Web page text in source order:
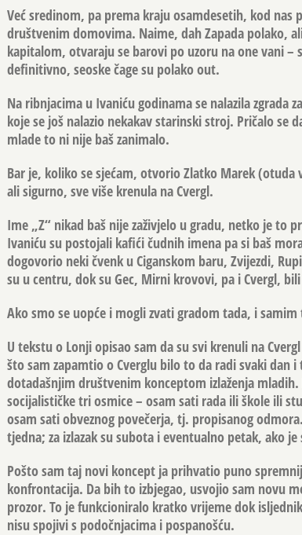
Već sredinom, pa prema kraju osamdesetih, kod
društvenim domovima. Naime, dah Zapada polako,
kapitalom, otvaraju se barovi po uzoru na one vani
definitivno, seoske čage su polako out.
Na ribnjacima u Ivaniću godinama se nalazila zgrada
koje se još nalazio nekakav starinski stroj. Pričalo
mlade to ni nije baš zanimalo.
Bar je, koliko se sjećam, otvorio Zlatko Marek
ali sigurno, sve više krenula na Cvergl.
Ime „Z“ nikad baš nije zaživjelo u gradu, netko je to
Ivaniću su postojali kafići čudnih imena pa si baš
dogovorio neki čvenk u Ciganskom baru, Zvijezdi,
su u centru, dok su Gec, Mirni krovovi, pa i Cvergl,
Ako smo se uopće i mogli zvati gradom tada, i
U tekstu o Lonji opisao sam da su svi krenuli na
što sam zapamtio o Cverglu bilo to da radi svaki dan
dotadašnjim društvenim konceptom izlaženja
socijalističke tri osmice – osam sati rada ili škole ili
osam sati obveznog povečerja, tj. propisanog
tjedna; za izlazak su subota i eventualno petak, ako
Pošto sam taj novi koncept ja prihvatio puno
konfrontacija. Da bih to izbjegao, usvojio sam novu
prozor. To je funkcioniralo kratko vrijeme dok
nisu spojivi s podočnjacima i pospanošću.